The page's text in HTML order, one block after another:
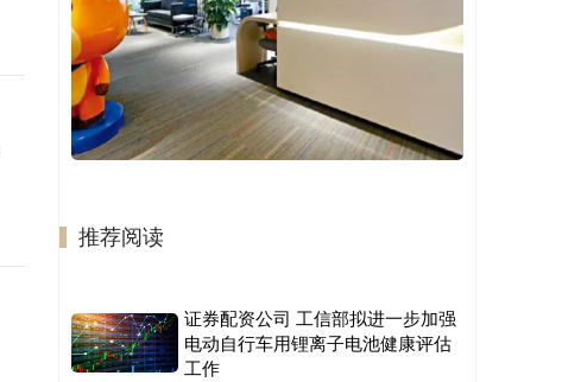
推荐阅读
证券配资公司 工信部拟进一步加强
电动自行车用锂离子电池健康评估
工作